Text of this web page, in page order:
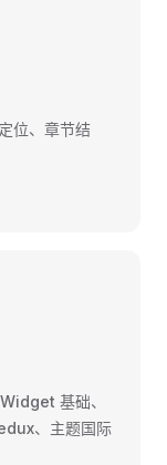
位、章节结
基础、
、主题国际